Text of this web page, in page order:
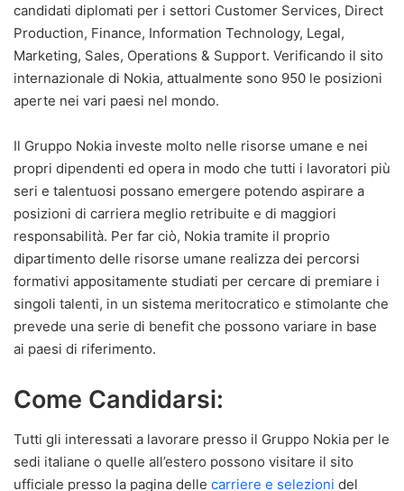
candidati diplomati per i settori Customer Services, Direct
Production, Finance, Information Technology, Legal,
Marketing, Sales, Operations & Support. Verificando il sito
internazionale di Nokia, attualmente sono 950 le posizioni
aperte nei vari paesi nel mondo.
Il Gruppo Nokia investe molto nelle risorse umane e nei
propri dipendenti ed opera in modo che tutti i lavoratori più
seri e talentuosi possano emergere potendo aspirare a
posizioni di carriera meglio retribuite e di maggiori
responsabilità. Per far ciò, Nokia tramite il proprio
dipartimento delle risorse umane realizza dei percorsi
formativi appositamente studiati per cercare di premiare i
singoli talenti, in un sistema meritocratico e stimolante che
prevede una serie di benefit che possono variare in base
ai paesi di riferimento.
Come Candidarsi:
Tutti gli interessati a lavorare presso il Gruppo Nokia per le
sedi italiane o quelle all’estero possono visitare il sito
ufficiale presso la pagina delle carriere e selezioni del